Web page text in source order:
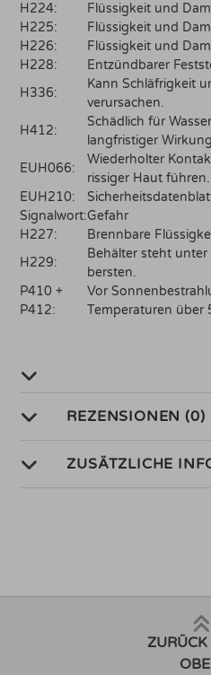
H224:
Flüssigkeit und
H225:
Flüssigkeit und
H226:
Flüssigkeit und
H228:
Entzündbarer
H336:
Kann Schläfrigkeit
verursachen.
H412:
Schädlich für
langfristiger
EUH066:
Wiederholter
rissiger Haut führen.
EUH210:
Signalwort:Gefahr
H227:
Brennbare
H229:
Behälter steht
bersten.
P410 +
P412:
Vor
Temperaturen über
REZENSIONEN (0)
ZUSÄTZLICHE